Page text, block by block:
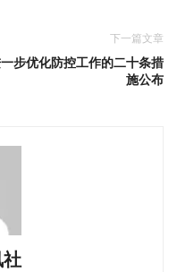
下一篇文章
步优化防控工作的二十条措
施公布